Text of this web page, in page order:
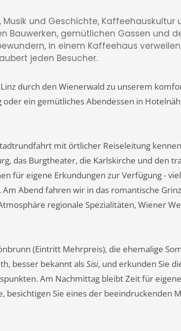
und Geschichte, Kaffeehauskultur
Bauwerken, gemütlichen Gassen und
in einem Kaffeehaus
jeden Besucher.
durch den Wienerwald zu unserem
ein gemütliches Abendessen in
mit örtlicher Reiseleitung
das Burgtheater, die Karlskirche und den
für eigene Erkundungen zur Verfügung -
Abend fahren wir in das romantische
regionale Spezialitäten, Wiener
(Eintritt Mehrpreis), die ehemalige
besser bekannt alsSisi, und erkunden Sie
Am Nachmittag bleibt Zeit für
Sie eines der beeindruckenden